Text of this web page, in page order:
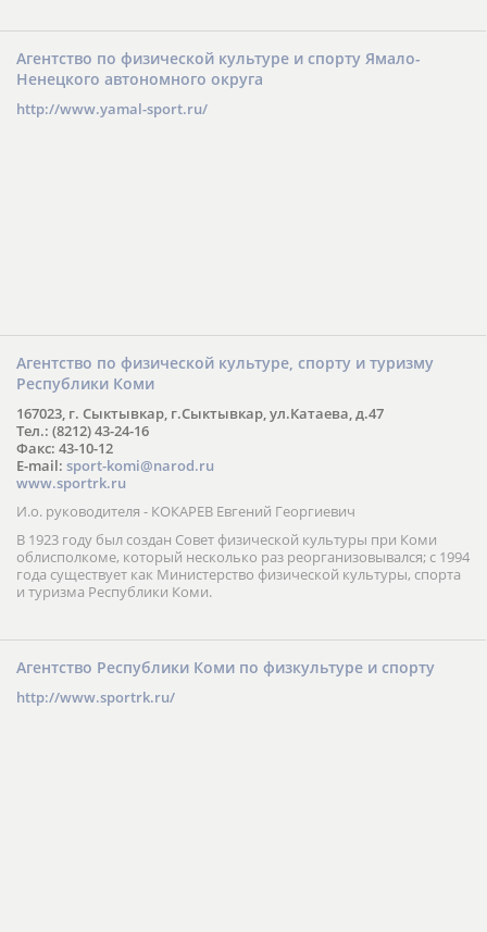
Агентство по физической культуре и спорту Ямало-
Ненецкого автономного округа
http://www.yamal-sport.ru/
Агентство по физической культуре, спорту и туризму
Республики Коми
167023, г. Сыктывкар, г.Сыктывкар, ул.Катаева, д.47
Тел.: (8212) 43-24-16
Факс: 43-10-12
E-mail: sport-komi@narod.ru
www.sportrk.ru
И.о. руководителя - КОКАРЕВ Евгений Георгиевич
В 1923 году был создан Совет физической культуры при Коми
облисполкоме, который несколько раз реорганизовывался; с 1994
года существует как Министерство физической культуры, спорта
и туризма Республики Коми.
Агентство Республики Коми по физкультуре и спорту
http://www.sportrk.ru/